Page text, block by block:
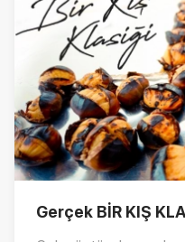
Gerçek BİR KIŞ